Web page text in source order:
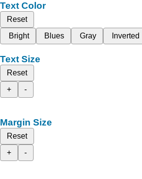
Text Color
Reset
Bright
Blues Gray Inverted
Text Size
Reset
+
-
Margin Size
Reset
+
-